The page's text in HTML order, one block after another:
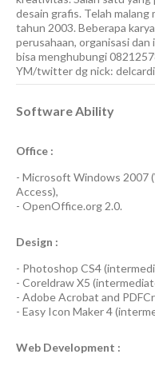
desain grafis. Telah
tahun 2003. Beberapa
perusahaan, organisasi
bisa menghubungi
YM/twitter dg nick:
Software Ability
Office :
- Microsoft Windows 2007
Access),
- OpenOffice.org 2.0.
Design :
- Photoshop CS4(
- Coreldraw X5 (
- Adobe Acrobat and
- Easy Icon Maker 4(
Web Development :